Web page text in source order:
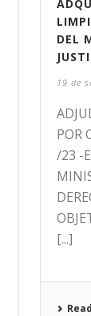
DEL
19 de
POR
/23 -
[...]